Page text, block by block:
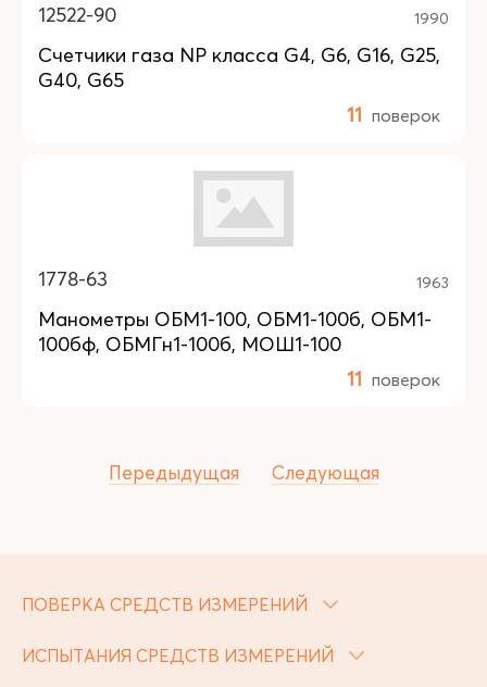
12522-90 1990
Счетчики газа NP класса G4, G6, G16, G25,
G40, G65
11 поверок
1778-63 1963
Манометры ОБМ1-100, ОБМ1-100б, ОБМ1-
100бф, ОБМГн1-100б, МОШ1-100
11 поверок
Передыдущая Следующая
ПОВЕРКА СРЕДСТВ ИЗМЕРЕНИЙ
ИСПЫТАНИЯ СРЕДСТВ ИЗМЕРЕНИЙ